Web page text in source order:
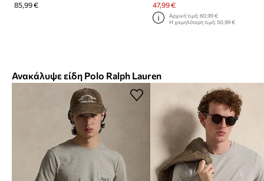
85,99 € 47,99 €
Αρχική τιμή: 60,99 €
Η χαμηλότερη τιμή: 50,99 €
Ανακάλυψε είδη Polo Ralph Lauren